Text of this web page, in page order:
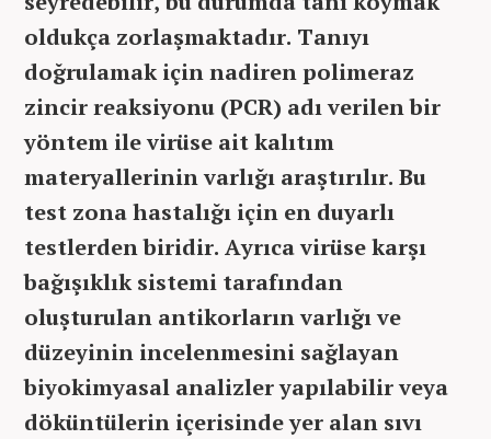
oldukça zorlaşmaktadır. Tanıyı
doğrulamak için nadiren polimeraz
zincir reaksiyonu (PCR) adı verilen bir
yöntem ile virüse ait kalıtım
materyallerinin varlığı araştırılır. Bu
test zona hastalığı için en duyarlı
testlerden biridir. Ayrıca virüse karşı
bağışıklık sistemi tarafından
oluşturulan antikorların varlığı ve
düzeyinin incelenmesini sağlayan
biyokimyasal analizler yapılabilir veya
döküntülerin içerisinde yer alan sıvı